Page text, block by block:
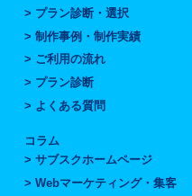
プラン診断・選択
制作事例・制作実績
ご利用の流れ
プラン診断
よくある質問
コラム
サブスクホームページ
Webマーケティング・集客